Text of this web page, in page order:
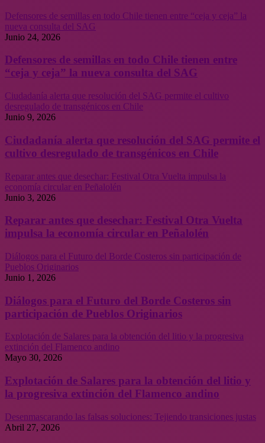
Defensores de semillas en todo Chile tienen entre “ceja y ceja” la
nueva consulta del SAG
Junio 24, 2026
Defensores de semillas en todo Chile tienen entre
“ceja y ceja” la nueva consulta del SAG
Ciudadanía alerta que resolución del SAG permite el cultivo
desregulado de transgénicos en Chile
Junio 9, 2026
Ciudadanía alerta que resolución del SAG permite el
cultivo desregulado de transgénicos en Chile
Reparar antes que desechar: Festival Otra Vuelta impulsa la
economía circular en Peñalolén
Junio 3, 2026
Reparar antes que desechar: Festival Otra Vuelta
impulsa la economía circular en Peñalolén
Diálogos para el Futuro del Borde Costeros sin participación de
Pueblos Originarios
Junio 1, 2026
Diálogos para el Futuro del Borde Costeros sin
participación de Pueblos Originarios
Explotación de Salares para la obtención del litio y la progresiva
extinción del Flamenco andino
Mayo 30, 2026
Explotación de Salares para la obtención del litio y
la progresiva extinción del Flamenco andino
Desenmascarando las falsas soluciones: Tejiendo transiciones justas
Abril 27, 2026